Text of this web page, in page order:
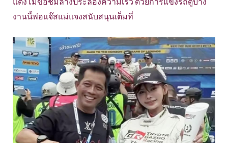
งานนี้พ่อแจ๊สแม่แจงสนับสนุนเต็มที่